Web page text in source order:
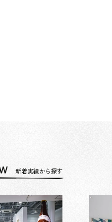
新着実績から探す